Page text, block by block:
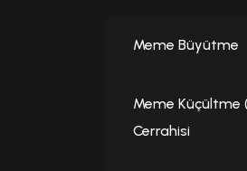
Meme Büyütme
Meme
Cerrahisi